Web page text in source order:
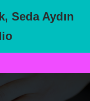
Seda Aydın